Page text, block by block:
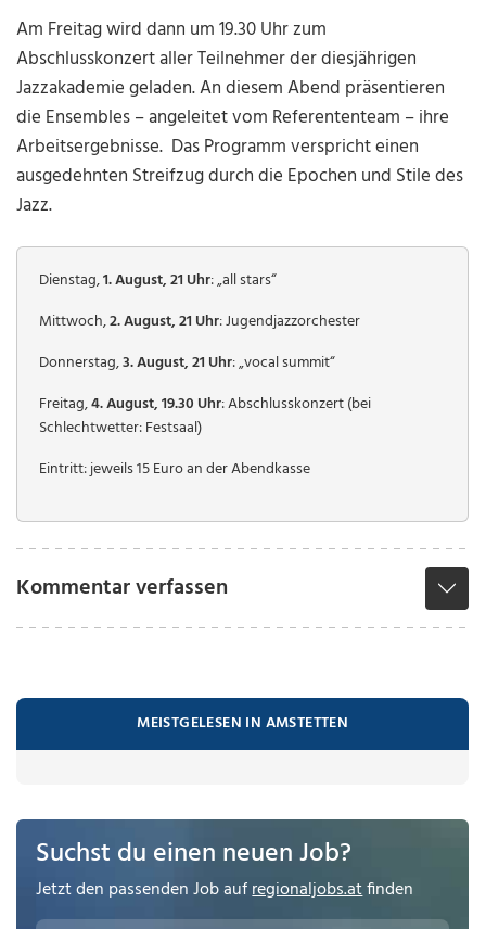
Am Freitag wird dann um 19.30 Uhr zum
Abschlusskonzert aller Teilnehmer der diesjährigen
Jazzakademie geladen. An diesem Abend präsentieren
die Ensembles – angeleitet vom Referententeam – ihre
Arbeitsergebnisse. Das Programm verspricht einen
ausgedehnten Streifzug durch die Epochen und Stile des
Jazz.
Dienstag,1. August, 21 Uhr: „all stars“
Mittwoch,2. August, 21 Uhr: Jugendjazzorchester
Donnerstag,3. August, 21 Uhr: „vocal summit“
Freitag,4. August, 19.30 Uhr: Abschlusskonzert (bei
Schlechtwetter: Festsaal)
Eintritt: jeweils 15 Euro an der Abendkasse
Kommentar verfassen
MEISTGELESEN IN AMSTETTEN
Suchst du einen neuen Job?
Jetzt den passenden Job aufregionaljobs.atfinden